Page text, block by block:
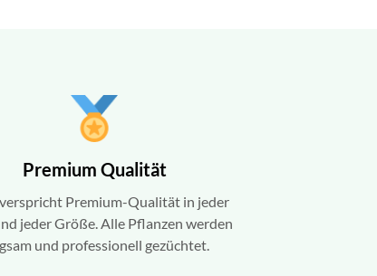
Premium Qualität
Premium-Qualität in jeder
jeder Größe. Alle Pflanzen werden
und professionell gezüchtet.